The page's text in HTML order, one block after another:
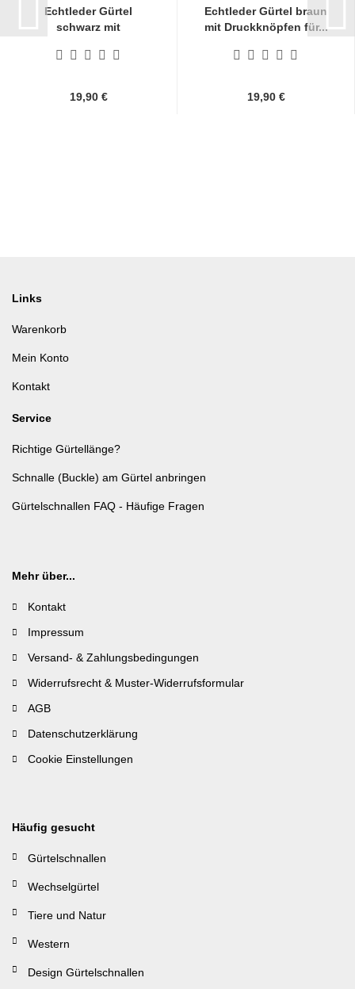
Echtleder Gürtel
schwarz mit
19,90 €
Echtleder Gürtel braun
mit Druckknöpfen für...
19,90 €
Links
Warenkorb
Mein Konto
Kontakt
Service
Richtige Gürtellänge?
Schnalle (Buckle) am Gürtel anbringen
Gürtelschnallen FAQ - Häufige Fragen
Mehr über...
Kontakt
Impressum
Versand- & Zahlungsbedingungen
Widerrufsrecht & Muster-Widerrufsformular
AGB
Datenschutzerklärung
Cookie Einstellungen
Häufig gesucht
Gürtelschnallen
Wechselgürtel
Tiere und Natur
Western
Design Gürtelschnallen